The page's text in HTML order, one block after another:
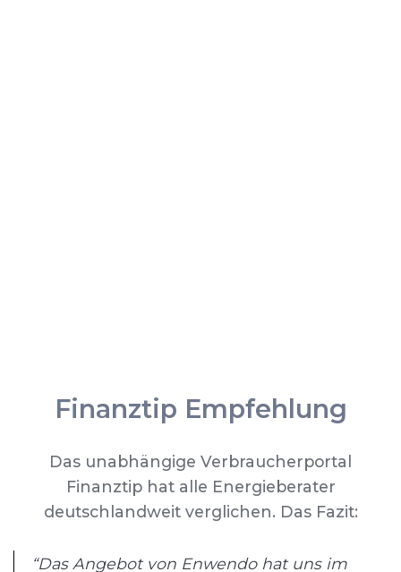
Finanztip Empfehlung
Das unabhängige Verbraucherportal
Finanztip hat alle Energieberater
deutschlandweit verglichen. Das Fazit:
“Das Angebot von Enwendo hat uns im